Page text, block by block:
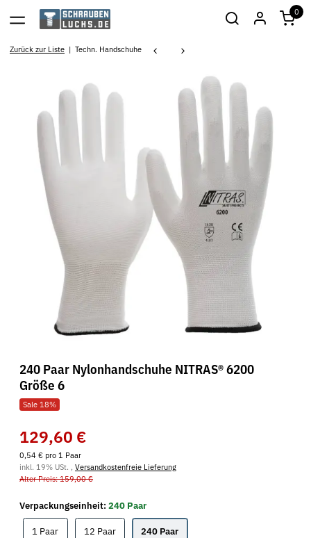
0
Zurück zur Liste Techn. Handschuhe
240 Paar Nylonhandschuhe NITRAS® 6200
Größe 6
Sale 18%
129,60 €
0,54 € pro 1 Paar
inkl. 19% USt. , Versandkostenfreie Lieferung
Alter Preis: 159,00 €
Verpackungseinheit: 240 Paar
1 Paar1 Paar 12 Paar12 Paar240 Paar240 Paar